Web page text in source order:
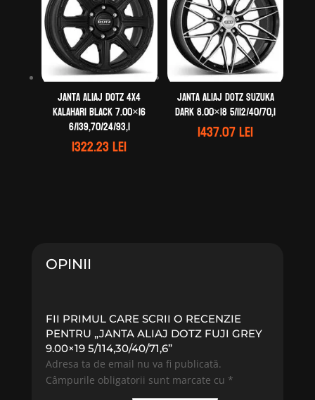
Janta aliaj DOTZ 4X4
Kalahari black 7.00×16
6/139,70/24/93,1
1322.23lei
Janta aliaj DOTZ Suzuka
dark 8.00×18 5/112/40/70,1
1437.07lei
OPINII
FII PRIMUL CARE SCRII O RECENZIE
PENTRU „JANTA ALIAJ DOTZ FUJI GREY
9.00×19 5/114,30/40/71,6”
Adresa ta de email nu va fi publicată.
Câmpurile obligatorii sunt marcate cu *